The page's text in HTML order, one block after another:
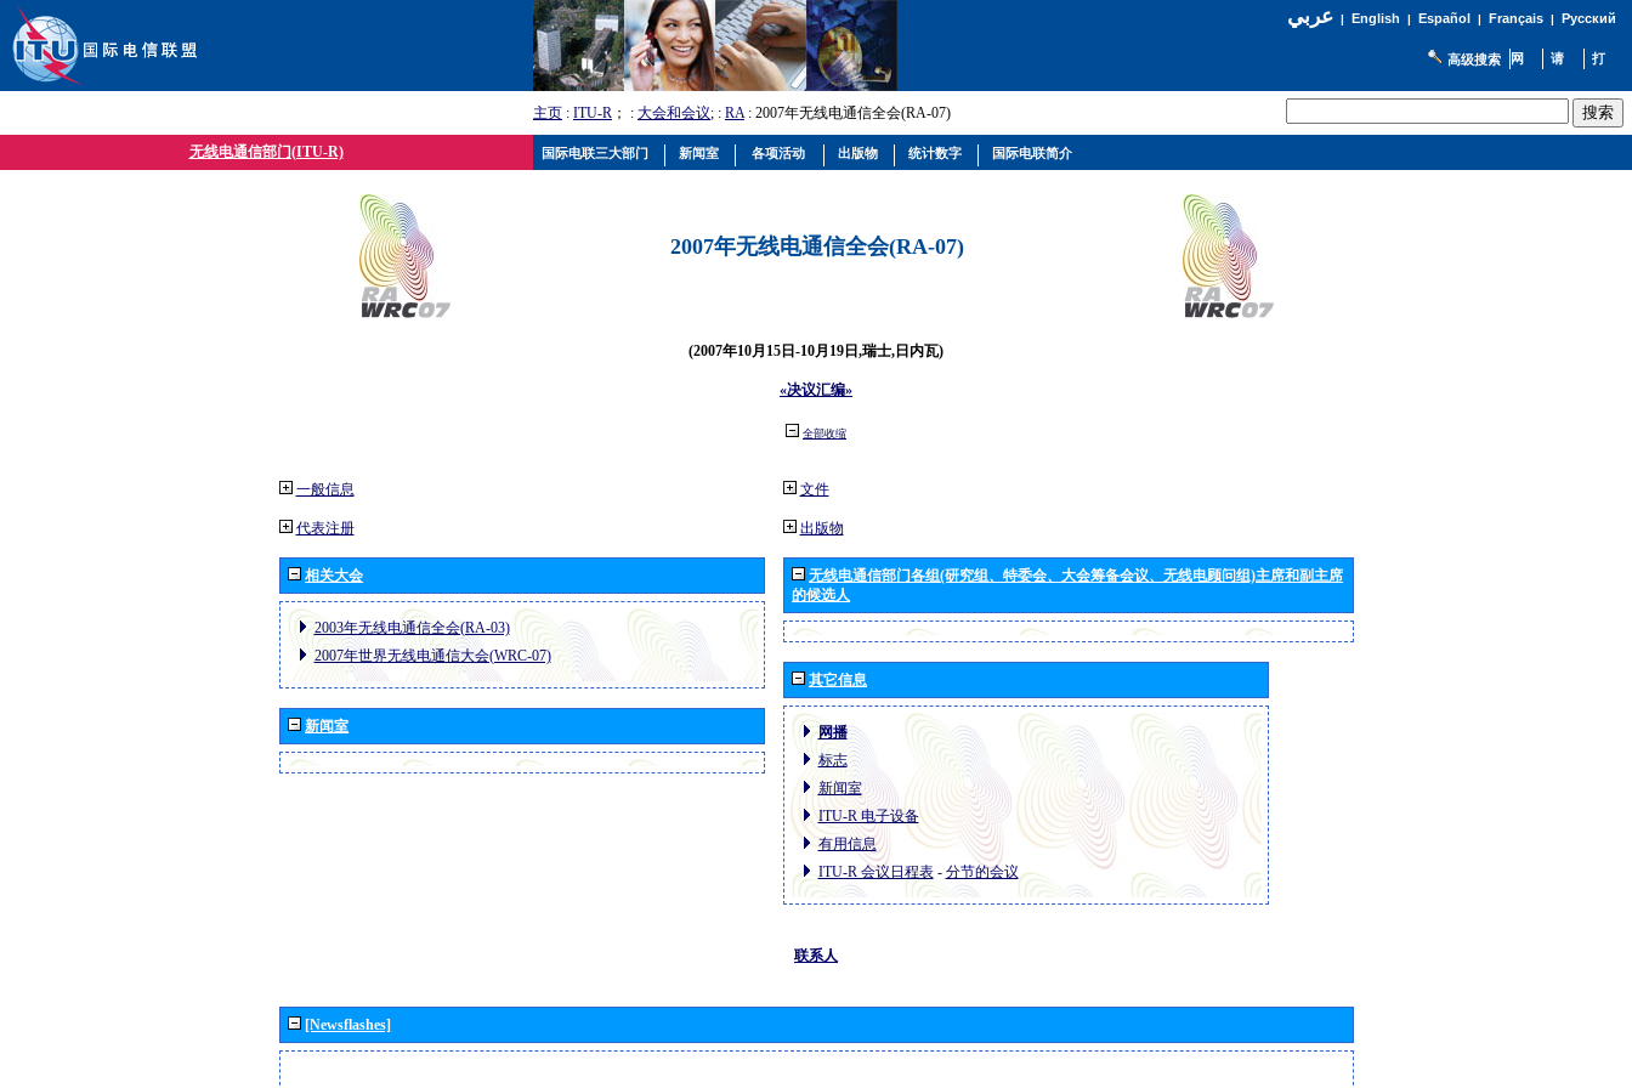
عربي| English | Español | Français| Русский
高级搜索
主页 : ITU-R ； : 大会和会议; : RA: 2007年无线电通信全会(RA-07)
无线电通信部门(ITU-R)
2007年无线电通信全会(RA-07)
(2007年10月15日-10月19日,瑞士,日内瓦)
«决议汇编»
全部收缩
一般信息
代表注册
相关大会
2003年无线电通信全会(RA-03)
2007年世界无线电通信大会(WRC-07)
新闻室
文件
出版物
无线电通信部门各组(研究组、特委会、大会筹备会议、无线电顾问组)主席和副主席
的候选人
其它信息
网播
标志
新闻室
ITU-R 电子设备
有用信息
ITU-R 会议日程表- 分节的会议
联系人
[Newsflashes]
国际电联三大部门 新闻室 各项活动 出版物 统计数字 国际电联简介